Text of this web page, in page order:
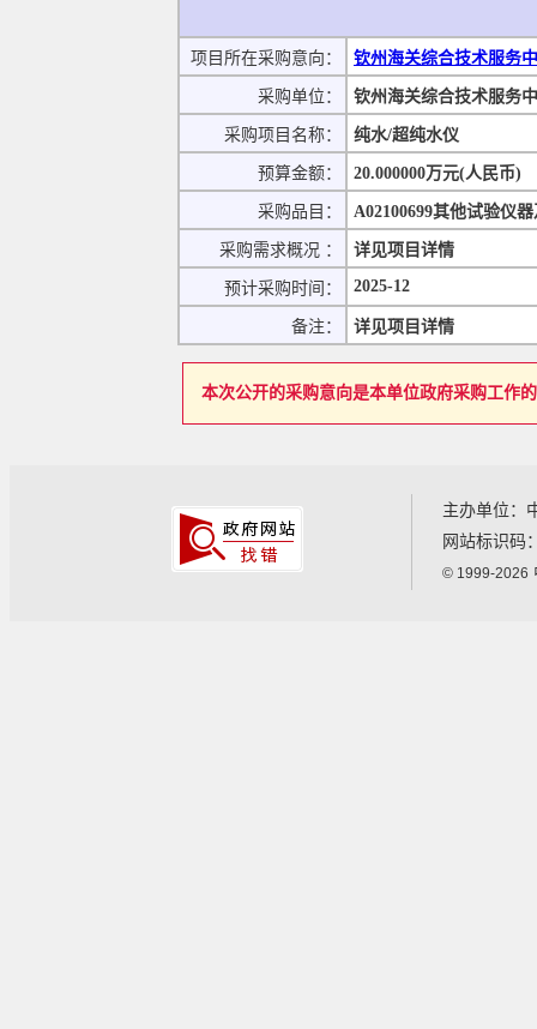
项目所在采购意向： 钦州海关综合技术服务
采购单位： 钦州海关综合技术服务
采购项目名称： 纯水/超纯水仪
预算金额： 20.000000万元(人民币)
采购品目： A02100699其他试验仪
采购需求概况 ： 详见项目详情
预计采购时间： 2025-12
备注： 详见项目详情
本次公开的采购意向是本单位政府采购工作
主办单位：
网站标识码
© 1999-2026